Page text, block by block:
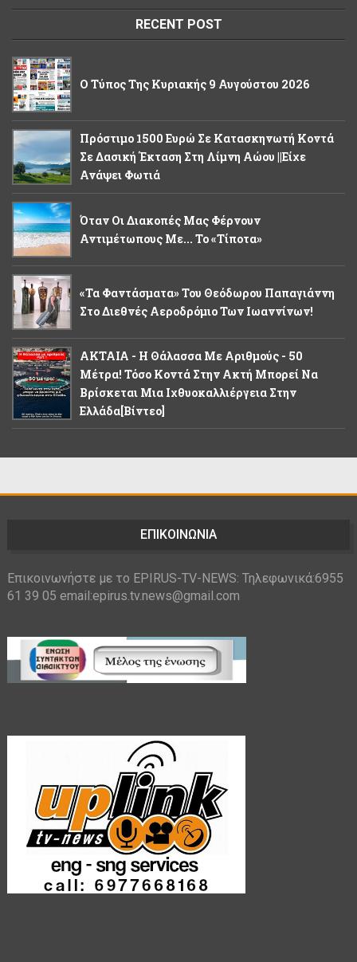
RECENT POST
Ο Τύπος Της Κυριακής 9 Αυγούστου 2026
Πρόστιμο 1500 Ευρώ Σε Κατασκηνωτή Κοντά
Σε Δασική Έκταση Στη Λίμνη Αώου ||Είχε
Ανάψει Φωτιά
Όταν Οι Διακοπές Μας Φέρνουν
Αντιμέτωπους Με... Το «τίποτα»
«Τα Φαντάσματα» Του Θεόδωρου Παπαγιάννη
Στο Διεθνές Αεροδρόμιο Των Ιωαννίνων!
ΑΚΤΑΙΑ - Η Θάλασσα Με Αριθμούς - 50
Μέτρα! Τόσο Κοντά Στην Ακτή Μπορεί Να
Βρίσκεται Μια Ιχθυοκαλλιέργεια Στην
Ελλάδα[βίντεο]
ΕΠΙΚΟΙΝΩΝΙΑ
Επικοινωνήστε με το EPIRUS-TV-NEWS: Τηλεφωνικά:6955
61 39 05 email:epirus.tv.news@gmail.com